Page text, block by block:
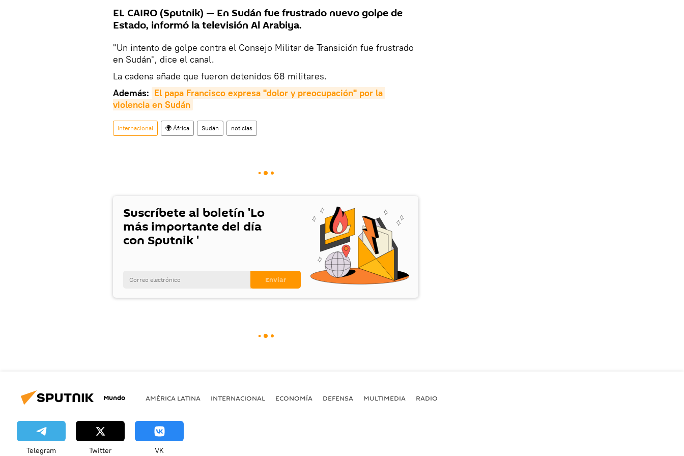
EL CAIRO (Sputnik) — En Sudán fue frustrado nuevo golpe de
Estado, informó la televisión Al Arabiya.
"Un intento de golpe contra el Consejo Militar de Transición fue frustrado
en Sudán", dice el canal.
La cadena añade que fueron detenidos 68 militares.
Además: El papa Francisco expresa "dolor y preocupación" por la
violencia en Sudán
Internacional 🌍 África Sudán noticias
Suscríbete al boletín 'Lo
más importante del día
con Sputnik '
Mundo AMÉRICA LATINA INTERNACIONAL ECONOMÍA DEFENSA MULTIMEDIA RADIO
Telegram Twitter VK